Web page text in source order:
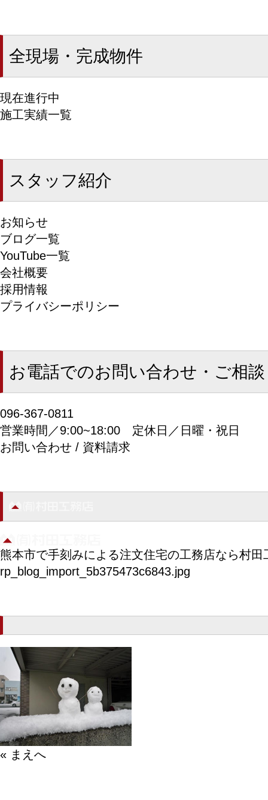
全現場・完成物件
現在進行中
施工実績一覧
スタッフ紹介
お知らせ
ブログ一覧
YouTube一覧
会社概要
採用情報
プライバシーポリシー
お電話でのお問い合わせ・ご相談
096-367-0811
営業時間／9:00~18:00 定休日／日曜・祝日
お問い合わせ / 資料請求
熊本市で手刻みによる注文住宅の工務店なら村田
rp_blog_import_5b375473c6843.jpg
« まえへ